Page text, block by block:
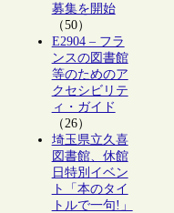
募集を開始
（50）
E2904 – フラ
ンスの図書館
等のためのア
クセシビリテ
ィ・ガイド
（26）
埼玉県立久喜
図書館、休館
日特別イベン
ト「本のタイ
トルで一句!」